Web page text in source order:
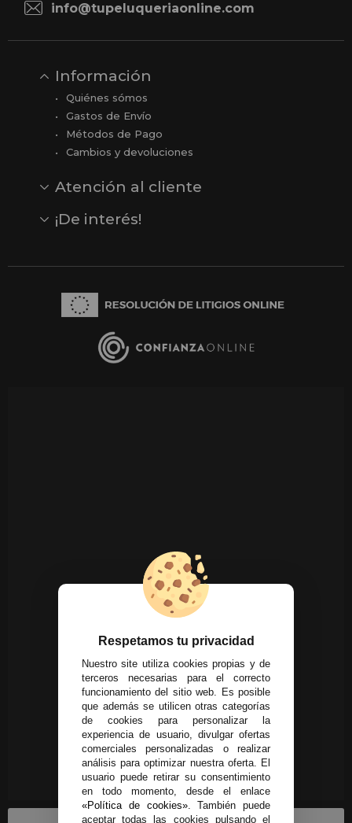
info@tupeluqueriaonline.com
Información
Quiénes sómos
Gastos de Envío
Métodos de Pago
Cambios y devoluciones
Atención al cliente
Opiniones
Reseñas en Google
¡De interés!
Respetamos tu privacidad
Nuestro site utiliza cookies propias y de
terceros necesarias para el correcto
funcionamiento del sitio web. Es posible
que además se utilicen otras categorías
de cookies para personalizar la
experiencia de usuario, divulgar ofertas
comerciales personalizadas o realizar
análisis para optimizar nuestra oferta. El
usuario puede retirar su consentimiento
en todo momento, desde el enlace
«Política de cookies». También puede
aceptar todas las cookies pulsando el